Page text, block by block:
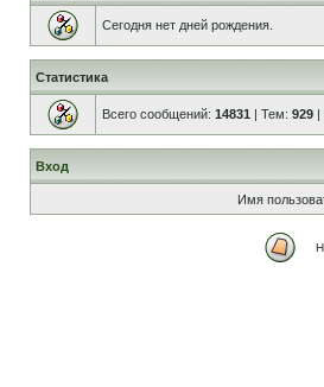
Сегодня нет дней рождения.
Статистика
Всего сообщений: 14831 | Тем: 929 |
Вход
Имя